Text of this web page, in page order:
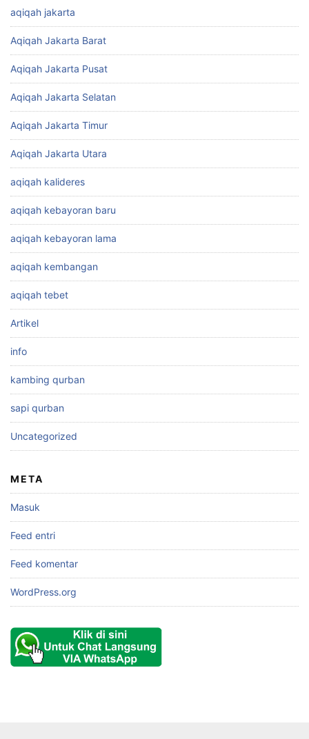
aqiqah jakarta
Aqiqah Jakarta Barat
Aqiqah Jakarta Pusat
Aqiqah Jakarta Selatan
Aqiqah Jakarta Timur
Aqiqah Jakarta Utara
aqiqah kalideres
aqiqah kebayoran baru
aqiqah kebayoran lama
aqiqah kembangan
aqiqah tebet
Artikel
info
kambing qurban
sapi qurban
Uncategorized
META
Masuk
Feed entri
Feed komentar
WordPress.org